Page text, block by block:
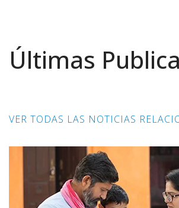
Últimas
VER TODAS LAS NOTICIAS